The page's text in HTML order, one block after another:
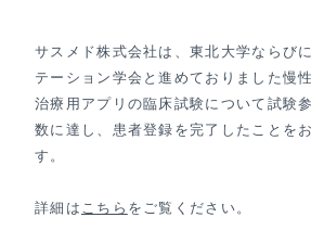
サスメド株式会社は、東北大学ならび
テーション学会と進めておりました慢
治療用アプリの臨床試験について試験
数に達し、患者登録を完了したことを
す。
詳細は こちら をご覧ください。